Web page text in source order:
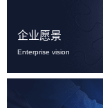
企业愿景
Enterprise vision